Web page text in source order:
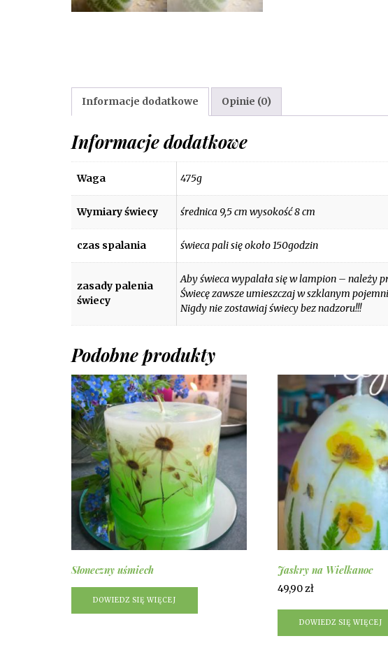
Informacje dodatkowe Opinie (0)
Informacje dodatkowe
Waga 475g
Wymiary świecy średnica 9,5 cm wysokość 8 cm
czas spalania świeca pali się około 150godzin
zasady palenia
świecy
Aby świeca wypalała się w lampion – należy
Świecę zawsze umieszczaj w szklanym
Nigdy nie zostawiaj świecy bez nadzoru!!!
Podobne produkty
Słoneczny uśmiech
DOWIEDZ SIĘ WIĘCEJ
Jaskry na Wielkanoc
49,90zł
DOWIEDZ SIĘ WIĘCEJ